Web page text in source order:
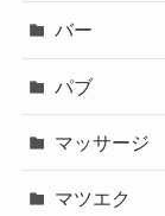
バー
パブ
マッサージ
マツエク